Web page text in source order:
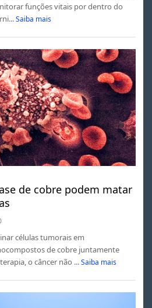
funções vitais por dentro do
Saiba mais
de cobre podem matar
células tumorais em
de cobre juntamente
o câncer não ... Saiba mais